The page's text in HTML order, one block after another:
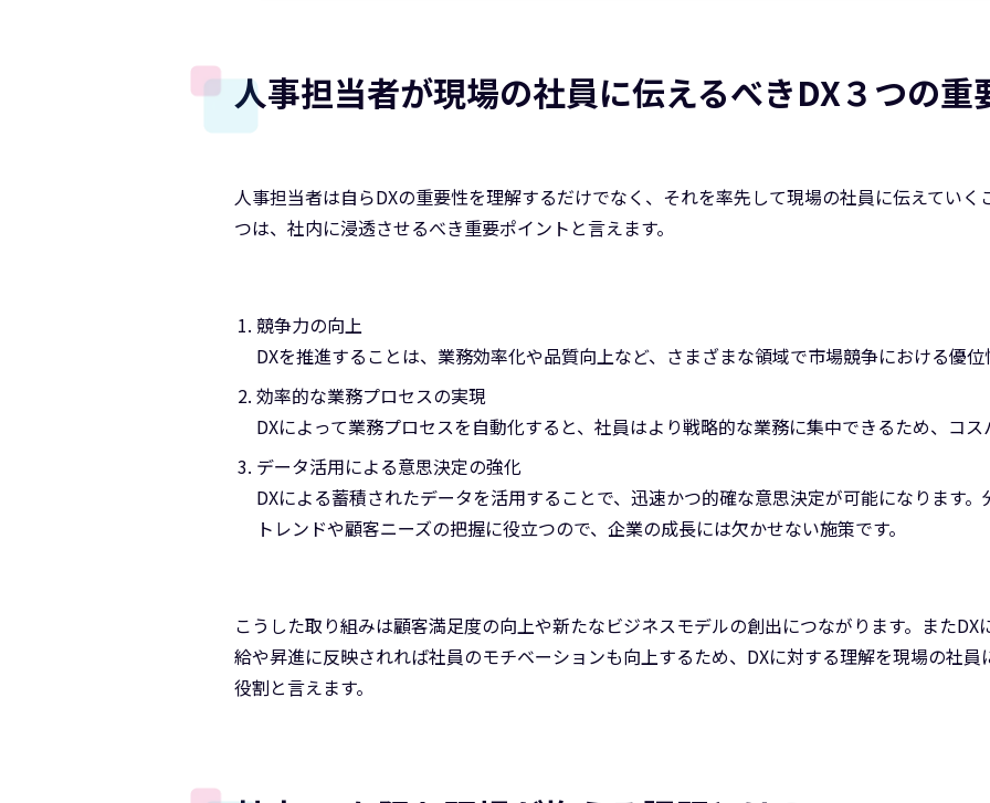
人事担当者が現場の社員に伝えるべきDX３つの重
人事担当者は自らDXの重要性を理解するだけでなく、それを率先して現場の社員に伝えてい
つは、社内に浸透させるべき重要ポイントと言えます。
競争力の向上
DXを推進することは、業務効率化や品質向上など、さまざまな領域で市場競争における優
効率的な業務プロセスの実現
DXによって業務プロセスを自動化すると、社員はより戦略的な業務に集中できるため、コ
データ活用による意思決定の強化
DXによる蓄積されたデータを活用することで、迅速かつ的確な意思決定が可能になります
トレンドや顧客ニーズの把握に役立つので、企業の成長には欠かせない施策です。
こうした取り組みは顧客満足度の向上や新たなビジネスモデルの創出につながります。またDX
給や昇進に反映されれば社員のモチベーションも向上するため、DXに対する理解を現場の社
役割と言えます。